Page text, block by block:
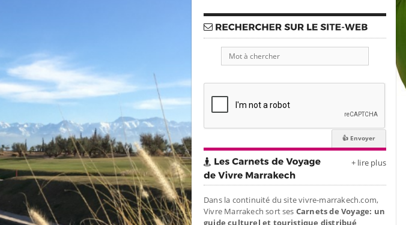
+ lire plus
Dans la continuité du site vivre-marrakech.com,
Vivre Marrakech sort ses Carnets de Voyage: un
guide culturel et touristique distribué